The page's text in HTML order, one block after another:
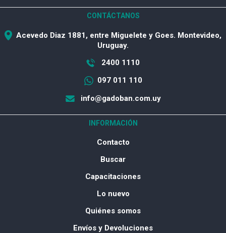
CONTÁCTANOS
Acevedo Diaz 1881, entre Miguelete y Goes. Montevideo,
Uruguay.
2400 1110
097 011 110
info@gadoban.com.uy
INFORMACIÓN
Contacto
Buscar
Capacitaciones
Lo nuevo
Quiénes somos
Envíos y Devoluciones